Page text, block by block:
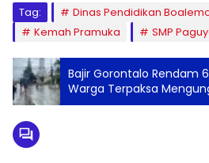
Tag: Dinas Pendidikan
Kemah Pramuka
SMP
Bajir Gorontalo Rendam
Warga Terpaksa